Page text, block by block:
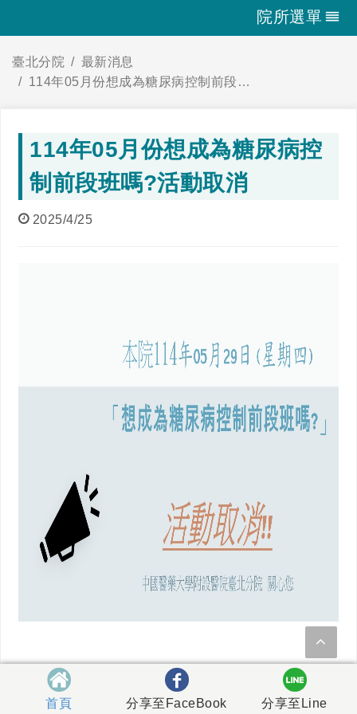
院所選單
臺北分院
最新消息
114年05月份想成為糖尿病控制前段班嗎?活動取消
114年05月份想成為糖尿病控
制前段班嗎?活動取消
2025/4/25
首頁 分享至FaceBook 分享至Line